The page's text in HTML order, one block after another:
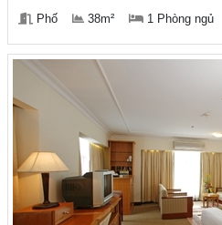
Phố 38m² 1 Phòng ngủ